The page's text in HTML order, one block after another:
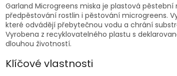
Garland Microgreens miska je plastová
předpěstování rostlin i pěstování microgreens.
které odvádějí přebytečnou vodu a chrání
Vyrobena z recyklovatelného plastu s
dlouhou životností.
Klíčové vlastnosti